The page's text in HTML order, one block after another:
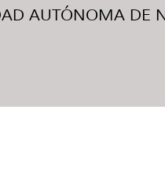
AUTÓNOMA DE